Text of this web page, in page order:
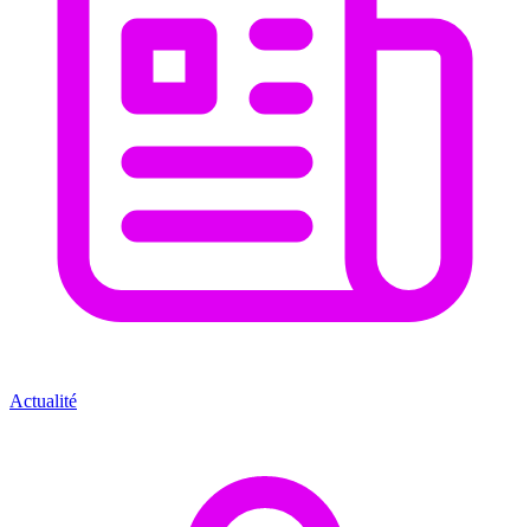
Actualité